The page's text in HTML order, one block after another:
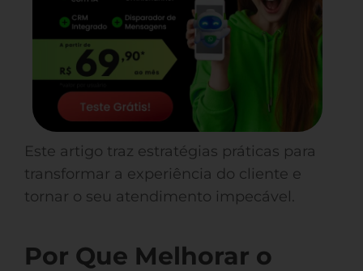
Este artigo traz estratégias práticas para
transformar a experiência do cliente e
tornar o seu atendimento impecável.
Por Que Melhorar o